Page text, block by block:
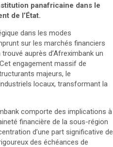
panafricaine dans le
de l’État.
dans les modes
sur les marchés financiers
auprès d’Afreximbank un
engagement massif de
majeurs, le
locaux, transformant la
comporte des implications à
financière de la sous-région
d’une part significative de
des échéances de